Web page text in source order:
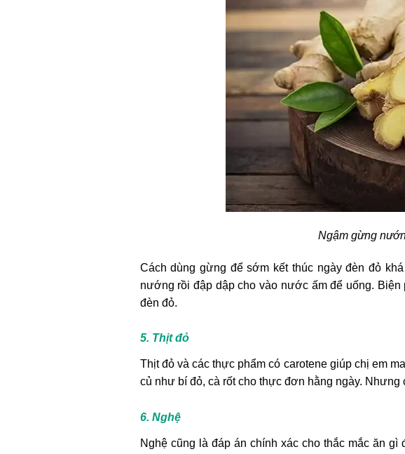
Ngậm gừng
Cách dùng gừng để sớm kết thúc ngày đèn đỏ
nướng rồi đập dập cho vào nước ấm để uống.
đèn đỏ.
5. Thịt đỏ
Thịt đỏ và các thực phẩm có carotene giúp chị em
củ như bí đỏ, cà rốt cho thực đơn hằng ngày.
6. Nghệ
Nghệ cũng là đáp án chính xác cho thắc mắc ăn